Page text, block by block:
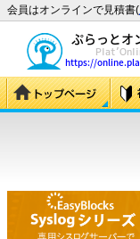
会員はオンラインで見積書(